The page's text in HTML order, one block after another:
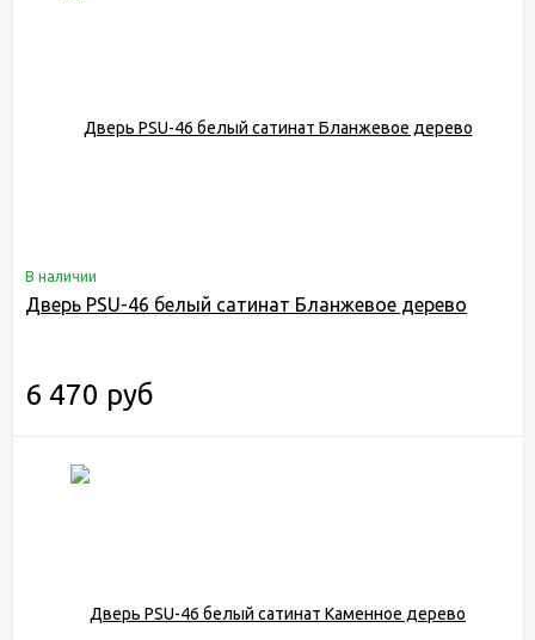
В наличии
Дверь PSU-46 белый сатинат Бланжевое дерево
6 470 руб